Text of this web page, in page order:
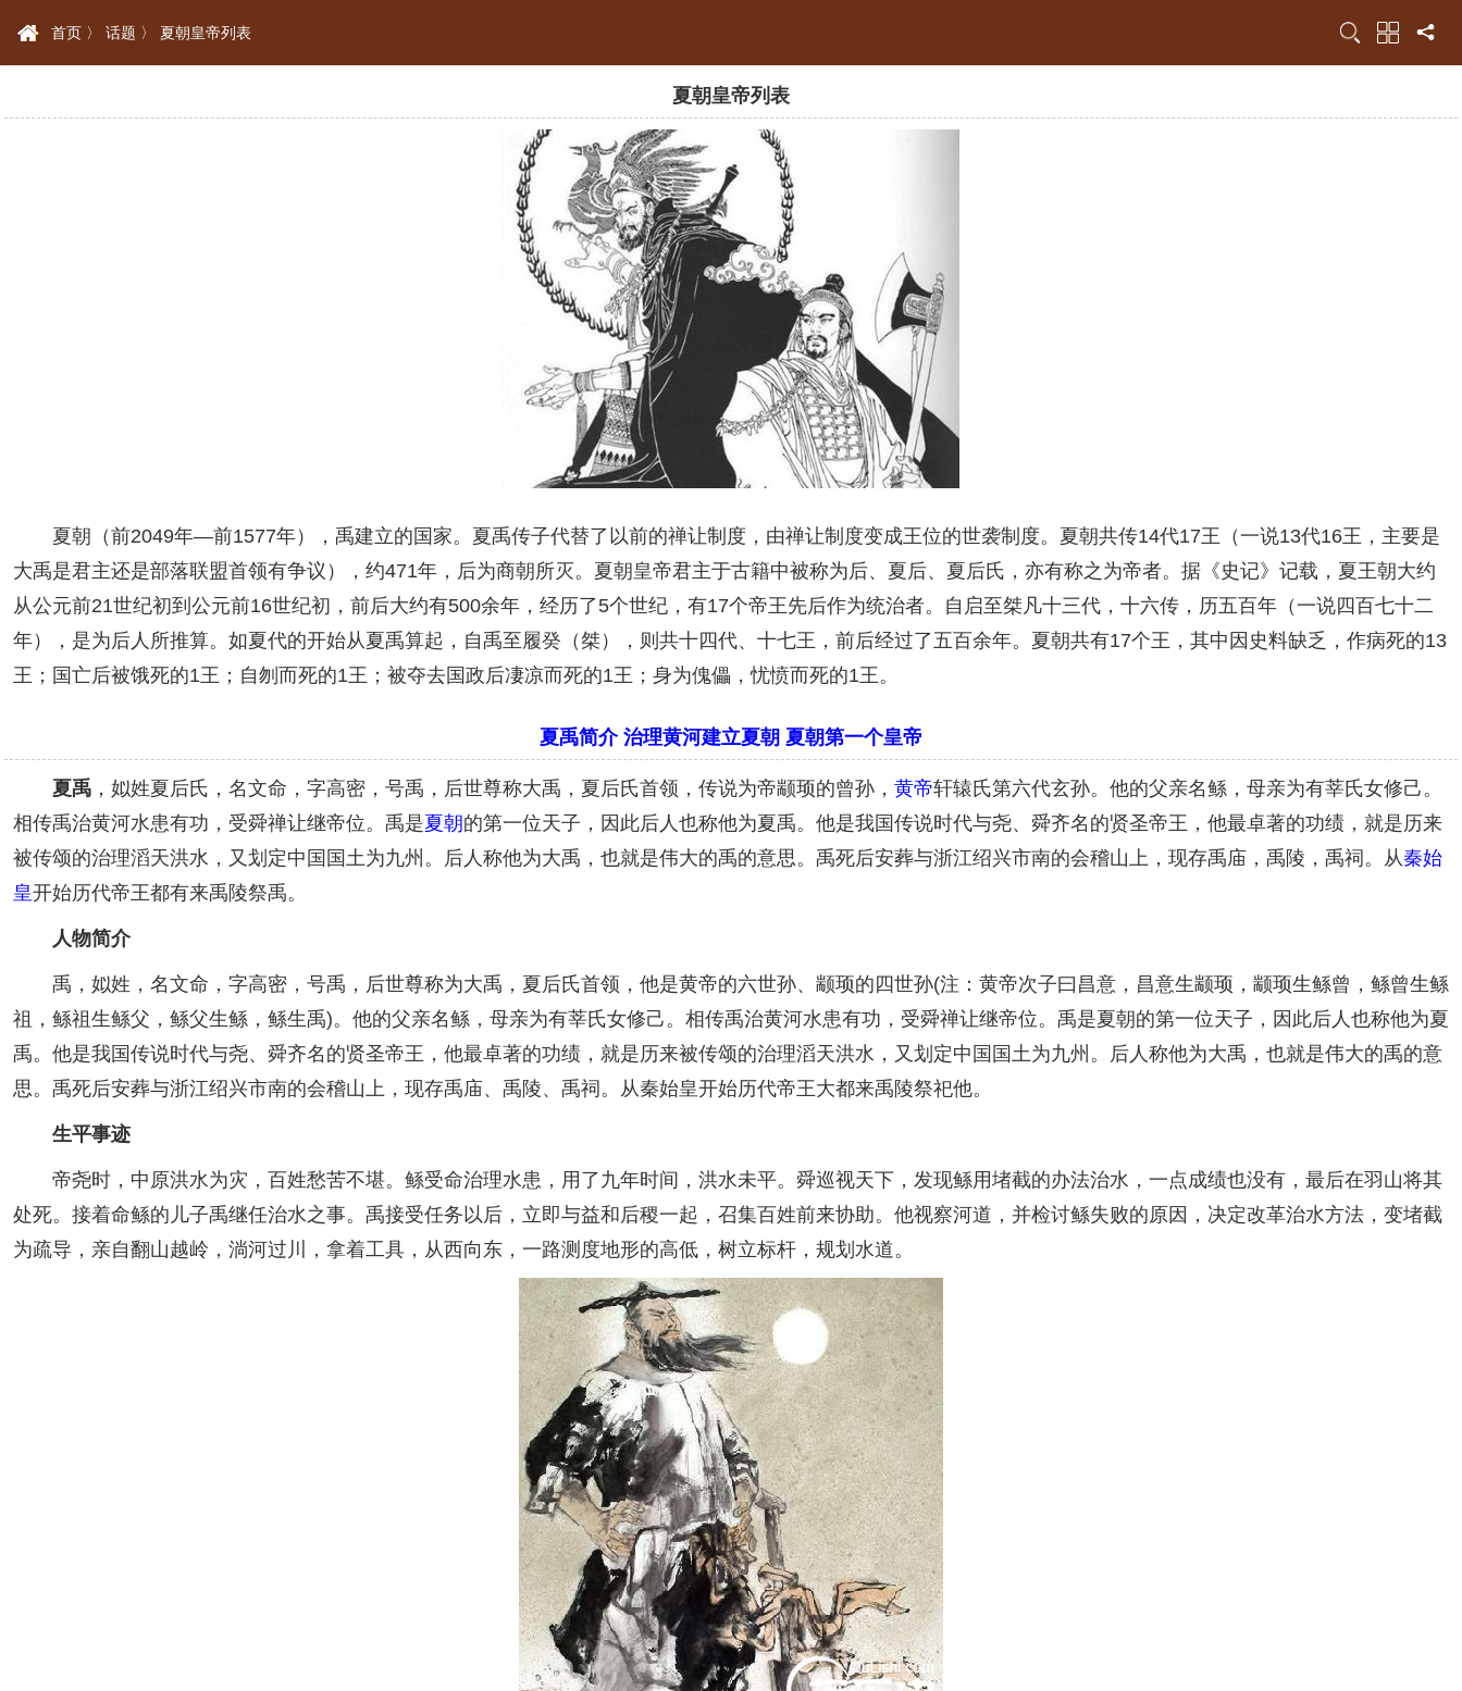
首页 〉 话题 〉 夏朝皇帝列表
夏朝皇帝列表
夏朝（前2049年—前1577年），禹建立的国家。夏禹传子代替了以前的禅让制度，由禅让制度变成王位的世袭制度。夏朝共传14代17王（一说13代16王，主要是
大禹是君主还是部落联盟首领有争议），约471年，后为商朝所灭。夏朝皇帝君主于古籍中被称为后、夏后、夏后氏，亦有称之为帝者。据《史记》记载，夏王朝大约
从公元前21世纪初到公元前16世纪初，前后大约有500余年，经历了5个世纪，有17个帝王先后作为统治者。自启至桀凡十三代，十六传，历五百年（一说四百七十二
年），是为后人所推算。如夏代的开始从夏禹算起，自禹至履癸（桀），则共十四代、十七王，前后经过了五百余年。夏朝共有17个王，其中因史料缺乏，作病死的13
王；国亡后被饿死的1王；自刎而死的1王；被夺去国政后凄凉而死的1王；身为傀儡，忧愤而死的1王。
夏禹简介 治理黄河建立夏朝 夏朝第一个皇帝
夏禹 ，姒姓夏后氏，名文命，字高密，号禹，后世尊称大禹，夏后氏首领，传说为帝颛顼的曾孙， 黄帝轩辕氏第六代玄孙。他的父亲名鲧，母亲为有莘氏女修己。
相传禹治黄河水患有功，受舜禅让继帝位。禹是夏朝的第一位天子，因此后人也称他为夏禹。他是我国传说时代与尧、舜齐名的贤圣帝王，他最卓著的功绩，就是历来
被传颂的治理滔天洪水，又划定中国国土为九州。后人称他为大禹，也就是伟大的禹的意思。禹死后安葬与浙江绍兴市南的会稽山上，现存禹庙，禹陵，禹祠。从秦始
皇开始历代帝王都有来禹陵祭禹。
人物简介
禹，姒姓，名文命，字高密，号禹，后世尊称为大禹，夏后氏首领，他是黄帝的六世孙、颛顼的四世孙(注：黄帝次子曰昌意，昌意生颛顼，颛顼生鲧曾，鲧曾生鲧
祖，鲧祖生鲧父，鲧父生鲧，鲧生禹)。他的父亲名鲧，母亲为有莘氏女修己。相传禹治黄河水患有功，受舜禅让继帝位。禹是夏朝的第一位天子，因此后人也称他为夏
禹。他是我国传说时代与尧、舜齐名的贤圣帝王，他最卓著的功绩，就是历来被传颂的治理滔天洪水，又划定中国国土为九州。后人称他为大禹，也就是伟大的禹的意
思。禹死后安葬与浙江绍兴市南的会稽山上，现存禹庙、禹陵、禹祠。从秦始皇开始历代帝王大都来禹陵祭祀他。
生平事迹
帝尧时，中原洪水为灾，百姓愁苦不堪。鲧受命治理水患，用了九年时间，洪水未平。舜巡视天下，发现鲧用堵截的办法治水，一点成绩也没有，最后在羽山将其
处死。接着命鲧的儿子禹继任治水之事。禹接受任务以后，立即与益和后稷一起，召集百姓前来协助。他视察河道，并检讨鲧失败的原因，决定改革治水方法，变堵截
为疏导，亲自翻山越岭，淌河过川，拿着工具，从西向东，一路测度地形的高低，树立标杆，规划水道。